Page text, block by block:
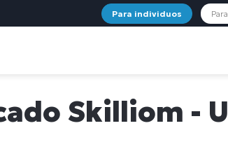
Para individuos
Skilliom -